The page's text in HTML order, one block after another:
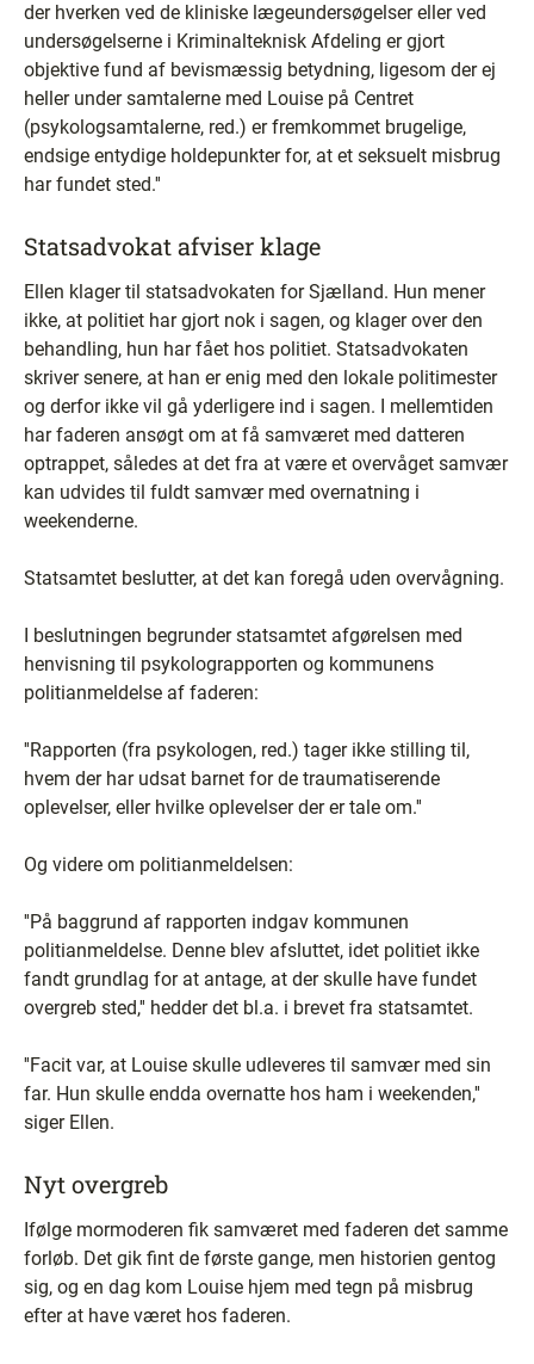
der hverken ved de kliniske lægeundersøgelser eller ved
undersøgelserne i Kriminalteknisk Afdeling er gjort
objektive fund af bevismæssig betydning, ligesom der ej
heller under samtalerne med Louise på Centret
(psykologsamtalerne, red.) er fremkommet brugelige,
endsige entydige holdepunkter for, at et seksuelt misbrug
har fundet sted.''
Statsadvokat afviser klage
Ellen klager til statsadvokaten for Sjælland. Hun mener
ikke, at politiet har gjort nok i sagen, og klager over den
behandling, hun har fået hos politiet. Statsadvokaten
skriver senere, at han er enig med den lokale politimester
og derfor ikke vil gå yderligere ind i sagen. I mellemtiden
har faderen ansøgt om at få samværet med datteren
optrappet, således at det fra at være et overvåget samvær
kan udvides til fuldt samvær med overnatning i
weekenderne.
Statsamtet beslutter, at det kan foregå uden overvågning.
I beslutningen begrunder statsamtet afgørelsen med
henvisning til psykolograpporten og kommunens
politianmeldelse af faderen:
''Rapporten (fra psykologen, red.) tager ikke stilling til,
hvem der har udsat barnet for de traumatiserende
oplevelser, eller hvilke oplevelser der er tale om.''
Og videre om politianmeldelsen:
''På baggrund af rapporten indgav kommunen
politianmeldelse. Denne blev afsluttet, idet politiet ikke
fandt grundlag for at antage, at der skulle have fundet
overgreb sted,'' hedder det bl.a. i brevet fra statsamtet.
''Facit var, at Louise skulle udleveres til samvær med sin
far. Hun skulle endda overnatte hos ham i weekenden,''
siger Ellen.
Nyt overgreb
Ifølge mormoderen fik samværet med faderen det samme
forløb. Det gik fint de første gange, men historien gentog
sig, og en dag kom Louise hjem med tegn på misbrug
efter at have været hos faderen.